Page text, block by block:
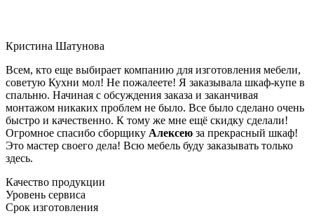
Кристина Шатунова
Всем, кто еще выбирает компанию для изготовления мебели,
советую Кухни мол! Не пожалеете! Я заказывала шкаф-купе в
спальню. Начиная с обсуждения заказа и заканчивая
монтажом никаких проблем не было. Все было сделано очень
быстро и качественно. К тому же мне ещё скидку сделали!
Огромное спасибо сборщику Алексею за прекрасный шкаф!
Это мастер своего дела! Всю мебель буду заказывать только
здесь.
Качество продукции
Уровень сервиса
Срок изготовления